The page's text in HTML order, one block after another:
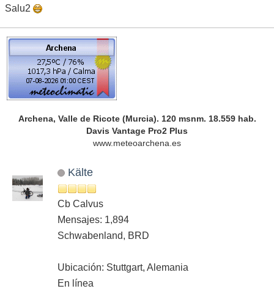
Salu2
Archena, Valle de Ricote (Murcia). 120 msnm. 18.559 hab.
Davis Vantage Pro2 Plus
www.meteoarchena.es
Kälte
Cb Calvus
Mensajes: 1,894
Schwabenland, BRD
Ubicación: Stuttgart, Alemania
En línea